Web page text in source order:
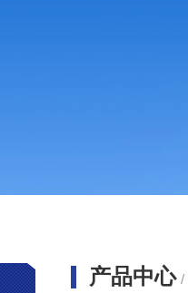
产品中心 /